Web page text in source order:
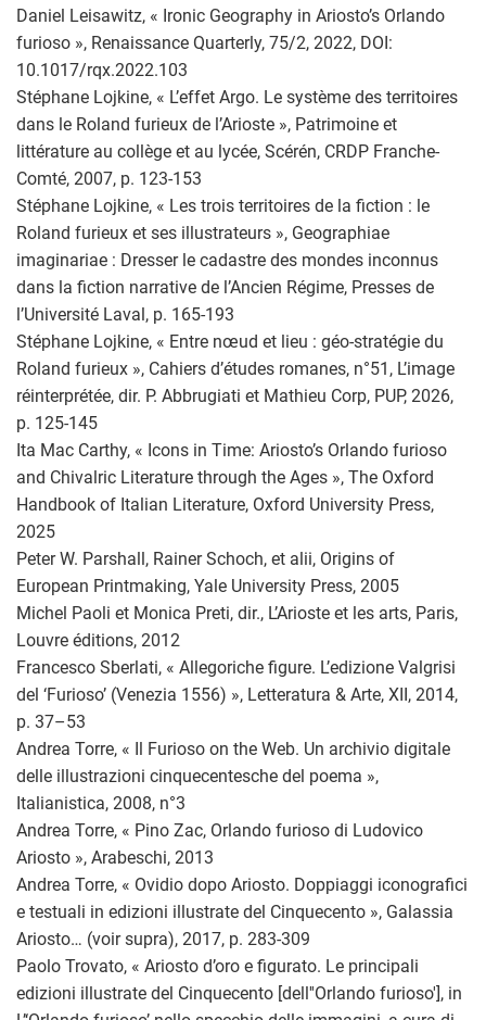
Daniel Leisawitz, « Ironic Geography in Ariosto’s Orlando
furioso », Renaissance Quarterly, 75/2, 2022, DOI:
10.1017/rqx.2022.103
Stéphane Lojkine, « L’effet Argo. Le système des territoires
dans le Roland furieux de l’Arioste », Patrimoine et
littérature au collège et au lycée, Scérén, CRDP Franche-
Comté, 2007, p. 123-153
Stéphane Lojkine, « Les trois territoires de la fiction : le
Roland furieux et ses illustrateurs », Geographiae
imaginariae : Dresser le cadastre des mondes inconnus
dans la fiction narrative de l’Ancien Régime, Presses de
l’Université Laval, p. 165-193
Stéphane Lojkine, « Entre nœud et lieu : géo-stratégie du
Roland furieux », Cahiers d’études romanes, n°51, L’image
réinterprétée, dir. P. Abbrugiati et Mathieu Corp, PUP, 2026,
p. 125-145
Ita Mac Carthy, « Icons in Time: Ariosto’s Orlando furioso
and Chivalric Literature through the Ages », The Oxford
Handbook of Italian Literature, Oxford University Press,
2025
Peter W. Parshall, Rainer Schoch, et alii, Origins of
European Printmaking, Yale University Press, 2005
Michel Paoli et Monica Preti, dir., L’Arioste et les arts, Paris,
Louvre éditions, 2012
Francesco Sberlati, « Allegoriche figure. L’edizione Valgrisi
del ‘Furioso’ (Venezia 1556) », Letteratura & Arte, XII, 2014,
p. 37–53
Andrea Torre, « Il Furioso on the Web. Un archivio digitale
delle illustrazioni cinquecentesche del poema »,
Italianistica, 2008, n°3
Andrea Torre, « Pino Zac, Orlando furioso di Ludovico
Ariosto », Arabeschi, 2013
Andrea Torre, « Ovidio dopo Ariosto. Doppiaggi iconografici
e testuali in edizioni illustrate del Cinquecento », Galassia
Ariosto… (voir supra), 2017, p. 283-309
Paolo Trovato, « Ariosto d’oro e figurato. Le principali
edizioni illustrate del Cinquecento [dell''Orlando furioso'], in